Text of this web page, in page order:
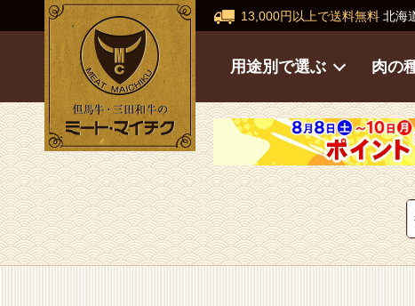
13,000円以上で送料無料 北海
用途別で選ぶ 肉の